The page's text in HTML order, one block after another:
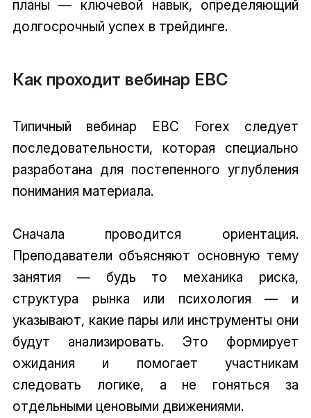
планы — ключевой навык, определяющий
долгосрочный успех в трейдинге.
Как проходит вебинар EBC
Типичный вебинар EBC Forex следует
последовательности, которая специально
разработана для постепенного углубления
понимания материала.
Сначала проводится ориентация.
Преподаватели объясняют основную тему
занятия — будь то механика риска,
структура рынка или психология — и
указывают, какие пары или инструменты они
будут анализировать. Это формирует
ожидания и помогает участникам
следовать логике, а не гоняться за
отдельными ценовыми движениями.